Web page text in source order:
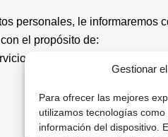
Gestionar
Para ofrecer las mejores
utilizamos tecnologías
información del dispositivo.
personales, le informaremos
el propósito de:
productos, información